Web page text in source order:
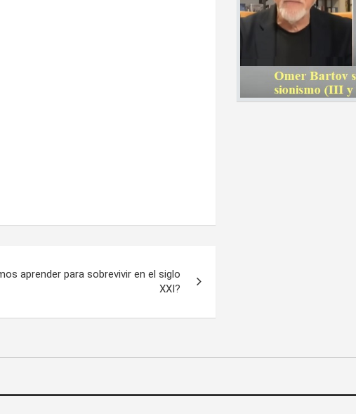
aprender para sobrevivir en el siglo
XXI?